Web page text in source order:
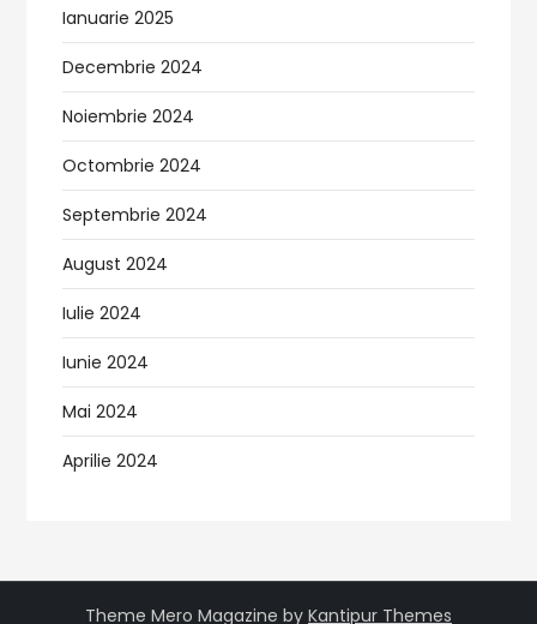
Ianuarie 2025
Decembrie 2024
Noiembrie 2024
Octombrie 2024
Septembrie 2024
August 2024
Iulie 2024
Iunie 2024
Mai 2024
Aprilie 2024
Theme Mero Magazine by Kantipur Themes